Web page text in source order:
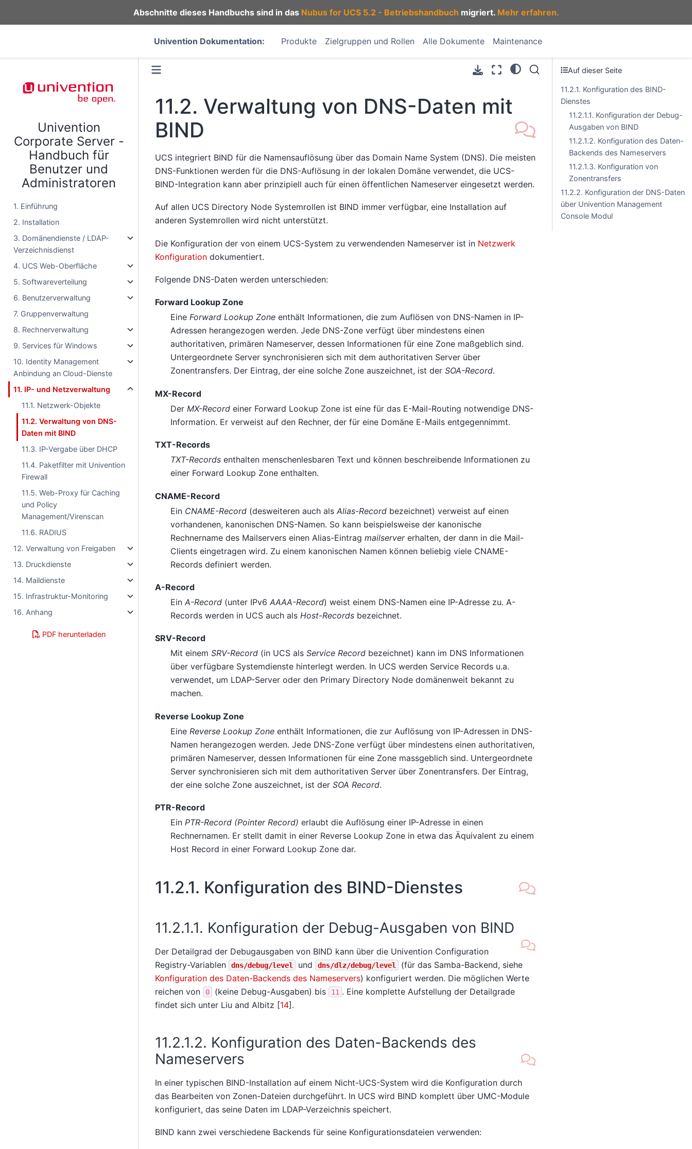
Abschnitte dieses Handbuchs sind in das Nubus for UCS 5.2 - Betriebshandbuch migriert. Mehr erfahren.
Univention Dokumentation: Produkte Zielgruppen und Rollen Alle Dokumente Maintenance
Univention
Corporate Server -
Handbuch für
Benutzer und
Administratoren
1. Einführung
2. Installation
3. Domänendienste / LDAP-
Verzeichnisdienst
4. UCS Web-Oberfläche
5. Softwareverteilung
6. Benutzerverwaltung
7. Gruppenverwaltung
8. Rechnerverwaltung
9. Services für Windows
10. Identity Management
Anbindung an Cloud-Dienste
11. IP- und Netzverwaltung
11.1. Netzwerk-Objekte
11.2. Verwaltung von DNS-
Daten mit BIND
11.3. IP-Vergabe über DHCP
11.4. Paketfilter mit Univention
Firewall
11.5. Web-Proxy für Caching
und Policy
Management/Virenscan
11.6. RADIUS
12. Verwaltung von Freigaben
13. Druckdienste
14. Maildienste
15. Infrastruktur-Monitoring
16. Anhang
PDF herunterladen
11.2. Verwaltung von DNS-Daten mit
BIND
UCS integriert BIND für die Namensauflösung über das Domain Name System (DNS). Die meisten
DNS-Funktionen werden für die DNS-Auflösung in der lokalen Domäne verwendet, die UCS-
BIND-Integration kann aber prinzipiell auch für einen öffentlichen Nameserver eingesetzt werden.
Auf allen UCS Directory Node Systemrollen ist BIND immer verfügbar, eine Installation auf
anderen Systemrollen wird nicht unterstützt.
Die Konfiguration der von einem UCS-System zu verwendenden Nameserver ist in Netzwerk
Konfigurationdokumentiert.
Folgende DNS-Daten werden unterschieden:
Forward Lookup Zone
Eine Forward Lookup Zoneenthält Informationen, die zum Auflösen von DNS-Namen in IP-
Adressen herangezogen werden. Jede DNS-Zone verfügt über mindestens einen
authoritativen, primären Nameserver, dessen Informationen für eine Zone maßgeblich sind.
Untergeordnete Server synchronisieren sich mit dem authoritativen Server über
Zonentransfers. Der Eintrag, der eine solche Zone auszeichnet, ist der SOA-Record.
MX-Record
Der MX-Recordeiner Forward Lookup Zone ist eine für das E-Mail-Routing notwendige DNS-
Information. Er verweist auf den Rechner, der für eine Domäne E-Mails entgegennimmt.
TXT-Records
TXT-Recordsenthalten menschenlesbaren Text und können beschreibende Informationen zu
einer Forward Lookup Zone enthalten.
CNAME-Record
Ein CNAME-Record(desweiteren auch als Alias-Recordbezeichnet) verweist auf einen
vorhandenen, kanonischen DNS-Namen. So kann beispielsweise der kanonische
Rechnername des Mailservers einen Alias-Eintrag mailservererhalten, der dann in die Mail-
Clients eingetragen wird. Zu einem kanonischen Namen können beliebig viele CNAME-
Records definiert werden.
A-Record
Ein A-Record(unter IPv6 AAAA-Record) weist einem DNS-Namen eine IP-Adresse zu. A-
Records werden in UCS auch als Host-Recordsbezeichnet.
SRV-Record
Mit einem SRV-Record(in UCS als Service Recordbezeichnet) kann im DNS Informationen
über verfügbare Systemdienste hinterlegt werden. In UCS werden Service Records u.a.
verwendet, um LDAP-Server oder den Primary Directory Node domänenweit bekannt zu
machen.
Reverse Lookup Zone
Eine Reverse Lookup Zoneenthält Informationen, die zur Auflösung von IP-Adressen in DNS-
Namen herangezogen werden. Jede DNS-Zone verfügt über mindestens einen authoritativen,
primären Nameserver, dessen Informationen für eine Zone massgeblich sind. Untergeordnete
Server synchronisieren sich mit dem authoritativen Server über Zonentransfers. Der Eintrag,
der eine solche Zone auszeichnet, ist der SOA Record.
PTR-Record
Ein PTR-Record (Pointer Record) erlaubt die Auflösung einer IP-Adresse in einen
Rechnernamen. Er stellt damit in einer Reverse Lookup Zone in etwa das Äquivalent zu einem
Host Record in einer Forward Lookup Zone dar.
11.2.1. Konfiguration des BIND-Dienstes
11.2.1.1. Konfiguration der Debug-Ausgaben von BIND
Der Detailgrad der Debugausgaben von BIND kann über die Univention Configuration
Registry-Variablen
dns/debug/level und dns/dlz/debug/level
(für das Samba-Backend, siehe
Konfiguration des Daten-Backends des Nameservers) konfiguriert werden. Die möglichen Werte
reichen von
0 (keine Debug-Ausgaben) bis 11 . Eine komplette Aufstellung der Detailgrade
findet sich unter Liu and Albitz [14].
11.2.1.2. Konfiguration des Daten-Backends des
Nameservers
In einer typischen BIND-Installation auf einem Nicht-UCS-System wird die Konfiguration durch
das Bearbeiten von Zonen-Dateien durchgeführt. In UCS wird BIND komplett über UMC-Module
konfiguriert, das seine Daten im LDAP-Verzeichnis speichert.
BIND kann zwei verschiedene Backends für seine Konfigurationsdateien verwenden:
Auf dieser Seite
11.2.1. Konfiguration des BIND-
Dienstes
11.2.1.1. Konfiguration der Debug-
Ausgaben von BIND
11.2.1.2. Konfiguration des Daten-
Backends des Nameservers
11.2.1.3. Konfiguration von
Zonentransfers
11.2.2. Konfiguration der DNS-Daten
über Univention Management
Console Modul